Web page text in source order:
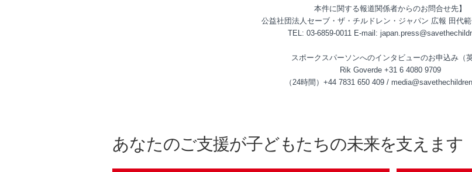
本件に関する報道関係者からのお問合せ先】
公益社団法人セーブ・ザ・チルドレン・ジャパン 広報 田代
TEL: 03-6859-0011 E-mail:
スポークスパーソンへのインタビューのお申込み（英
Rik Goverde +31 6 4080 9709
（24時間）+44 7831 650 409 /
あなたのご支援が子どもたちの未来を支えます